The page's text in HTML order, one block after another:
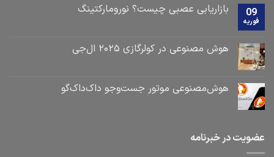
09
فوریه
بازاریابی عصبی چیست؟ نورومارکتینگ
هوش مصنوعی در کولرگازی ۲۰۲۵ ال‌جی
هوش‌مصنوعی موتور جست‌و‌جو داک‌داک‌گو
عضویت در خبرنامه